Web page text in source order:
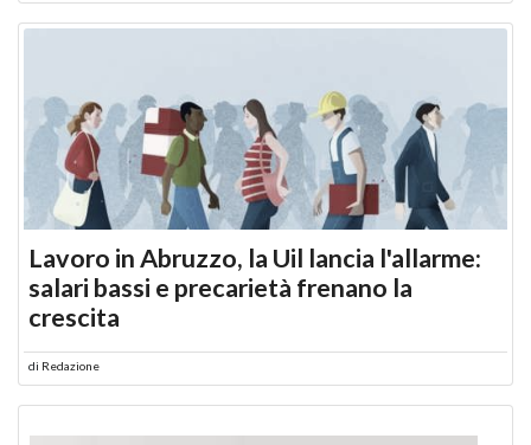
Lavoro in Abruzzo, la Uil lancia l'allarme:
salari bassi e precarietà frenano la
crescita
di Redazione